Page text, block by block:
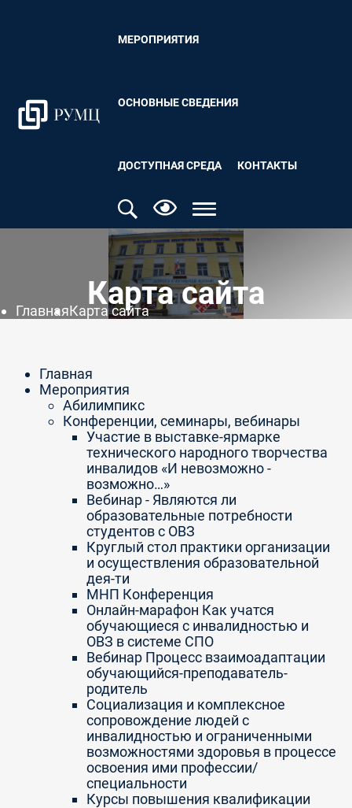
МЕРОПРИЯТИЯ
ОСНОВНЫЕ СВЕДЕНИЯ
ДОСТУПНАЯ СРЕДА КОНТАКТЫ
Карта сайта
ГлавнаяКарта сайта
Главная
Мероприятия
Абилимпикс
Конференции, семинары, вебинары
Участие в выставке-ярмарке
технического народного творчества
инвалидов «И невозможно -
возможно…»
Вебинар - Являются ли
образовательные потребности
студентов с ОВЗ
Круглый стол практики организации
и осуществления образовательной
дея-ти
МНП Конференция
Онлайн-марафон Как учатся
обучающиеся с инвалидностью и
ОВЗ в системе СПО
Вебинар Процесс взаимоадаптации
обучающийся-преподаватель-
родитель
Социализация и комплексное
сопровождение людей с
инвалидностью и ограниченными
возможностями здоровья в процессе
освоения ими профессии/
специальности
Курсы повышения квалификации